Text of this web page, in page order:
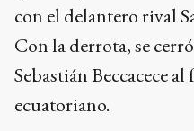
con el delantero rival
Con la derrota, se
Sebastián Beccacece
ecuatoriano.